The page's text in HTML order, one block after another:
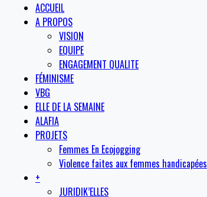
ACCUEIL
A PROPOS
VISION
EQUIPE
ENGAGEMENT QUALITE
FÉMINISME
VBG
ELLE DE LA SEMAINE
ALAFIA
PROJETS
Femmes En Ecojogging
Violence faites aux femmes handicapées
+
JURIDIK’ELLES